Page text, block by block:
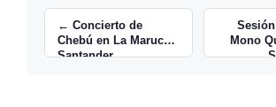
← Concierto de
Chebú en La Maruca ,
Santander
Sesión
Mono